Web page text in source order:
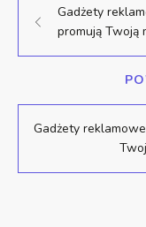
Gadżety
promują Twoją
Gadżety reklamowe